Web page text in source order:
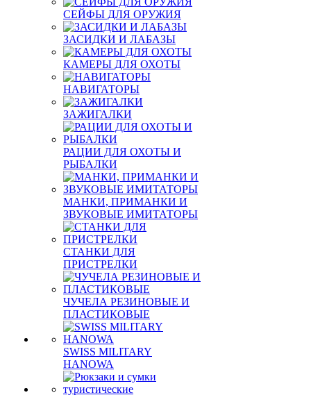
СЕЙФЫ ДЛЯ ОРУЖИЯ
ЗАСИДКИ И ЛАБАЗЫ
КАМЕРЫ ДЛЯ ОХОТЫ
НАВИГАТОРЫ
ЗАЖИГАЛКИ
РАЦИИ ДЛЯ ОХОТЫ И
РЫБАЛКИ
МАНКИ, ПРИМАНКИ И
ЗВУКОВЫЕ ИМИТАТОРЫ
СТАНКИ ДЛЯ
ПРИСТРЕЛКИ
ЧУЧЕЛА РЕЗИНОВЫЕ И
ПЛАСТИКОВЫЕ
SWISS MILITARY
HANOWA